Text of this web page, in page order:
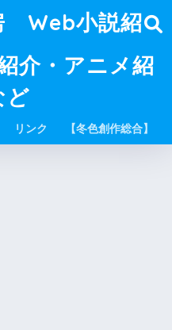
Web小説紹
介・アニメ紹
ど
リンク 【冬色創作総合】